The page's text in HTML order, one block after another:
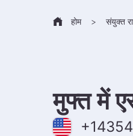
होम > संयुक्त
मुफ्त में
+